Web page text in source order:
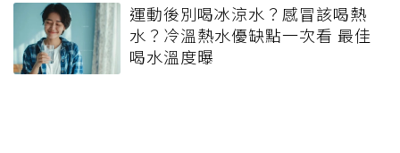
運動後別喝冰涼水？感冒該喝熱
水？冷溫熱水優缺點一次看 最佳
喝水溫度曝